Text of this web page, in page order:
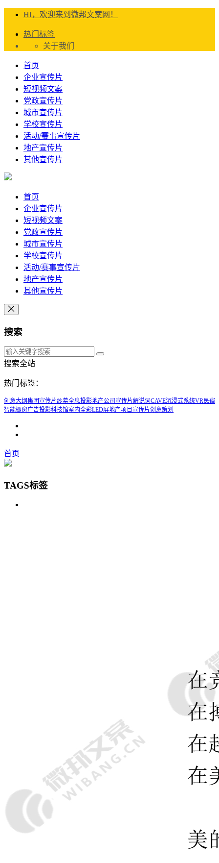
HI，欢迎来到微邦文案网！
热门标签
关于我们
首页
企业宣传片
短视频文案
党政宣传片
城市宣传片
学校宣传片
活动/赛事宣传片
地产宣传片
其他宣传片
首页
企业宣传片
短视频文案
党政宣传片
城市宣传片
学校宣传片
活动/赛事宣传片
地产宣传片
其他宣传片
搜索
搜索全站
热门标签：
创意大纲集团宣传片纱幕全息投影地产公司宣传片解说词CAVE沉浸式系统VR民宿
智能橱窗广告投影科技馆室内全彩LED屏地产项目宣传片创意策划
首页
TAGS标签